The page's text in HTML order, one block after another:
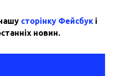
сторінку Фейсбук і
новин.